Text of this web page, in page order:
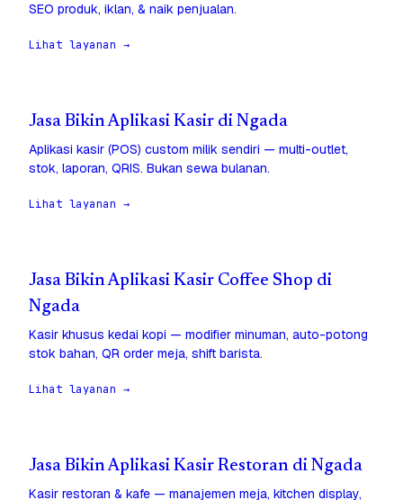
SEO produk, iklan, & naik penjualan.
Lihat layanan →
Jasa Bikin Aplikasi Kasir di Ngada
Aplikasi kasir (POS) custom milik sendiri — multi-outlet,
stok, laporan, QRIS. Bukan sewa bulanan.
Lihat layanan →
Jasa Bikin Aplikasi Kasir Coffee Shop di
Ngada
Kasir khusus kedai kopi — modifier minuman, auto-potong
stok bahan, QR order meja, shift barista.
Lihat layanan →
Jasa Bikin Aplikasi Kasir Restoran di Ngada
Kasir restoran & kafe — manajemen meja, kitchen display,